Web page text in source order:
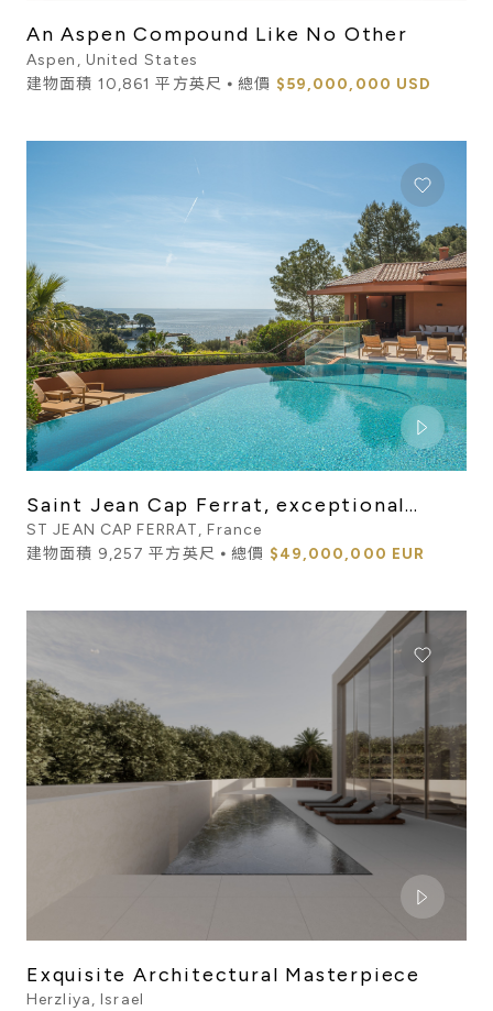
An Aspen Compound Like No Other
Aspen, United States
建物面積 10,861 平方英尺 ⦁ 總價 $59,000,000 USD
Saint Jean Cap Ferrat, exceptional
private estate for sale w...
ST JEAN CAP FERRAT, France
建物面積 9,257 平方英尺 ⦁ 總價 $49,000,000 EUR
Exquisite Architectural Masterpiece
Herzliya, Israel